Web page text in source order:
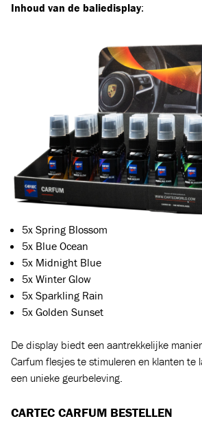
Inhoud van de baliedisplay:
5x Spring Blossom
5x Blue Ocean
5x Midnight Blue
5x Winter Glow
5x Sparkling Rain
5x Golden Sunset
De display biedt een aantrekkelijke
Carfum flesjes te stimuleren en klanten te
een unieke geurbeleving.
CARTEC CARFUM BESTELLEN